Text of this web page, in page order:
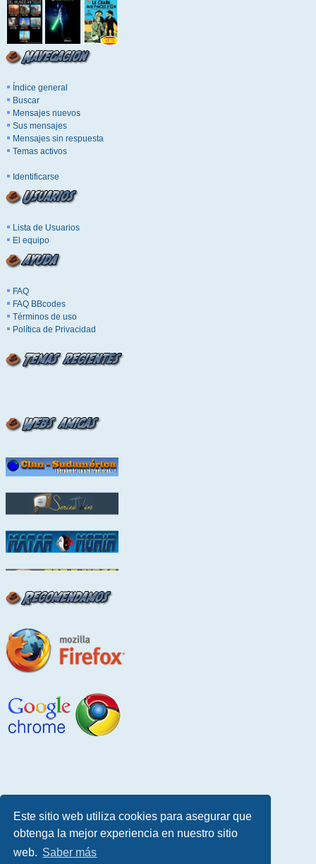
Este sitio web utiliza cookies para asegurar que
obtenga la mejor experiencia en nuestro sitio
web. Saber más
Índice general
Buscar
Mensajes nuevos
Sus mensajes
Mensajes sin respuesta
Temas activos
Identificarse
Lista de Usuarios
El equipo
FAQ
FAQ BBcodes
Términos de uso
Política de Privacidad